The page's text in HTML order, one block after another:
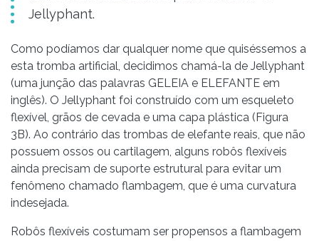
Jellyphant.
Como podíamos dar qualquer nome que quiséssemos a
esta tromba artificial, decidimos chamá-la de Jellyphant
(uma junção das palavras GELEIA e ELEFANTE em
inglês). O Jellyphant foi construído com um esqueleto
flexível, grãos de cevada e uma capa plástica (Figura
3B). Ao contrário das trombas de elefante reais, que não
possuem ossos ou cartilagem, alguns robôs flexíveis
ainda precisam de suporte estrutural para evitar um
fenômeno chamado flambagem, que é uma curvatura
indesejada.
Robôs flexíveis costumam ser propensos a flambagem